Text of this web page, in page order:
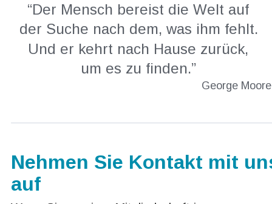
Nehmen Sie Kontakt mit
auf
“Der Mensch bereist die Welt auf
der Suche nach dem, was ihm fehlt.
Und er kehrt nach Hause zurück,
um es zu finden.”
George Moore